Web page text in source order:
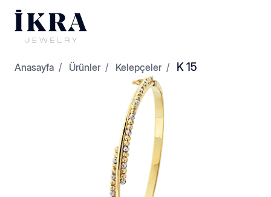
Anasayfa Ürünler Kelepçeler K 15